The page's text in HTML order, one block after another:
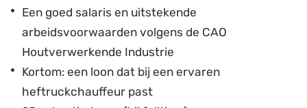
Een goed salaris en uitstekende
arbeidsvoorwaarden volgens de CAO
Houtverwerkende Industrie
Kortom: een loon dat bij een ervaren
heftruckchauffeur past